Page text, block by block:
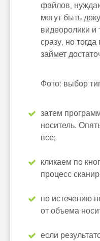
файлов,
могут быть
видеоролики
сразу, но
займет
Фото: выбор
затем
носитель.
все;
кликаем по
процесс
по истечению
от объема
если